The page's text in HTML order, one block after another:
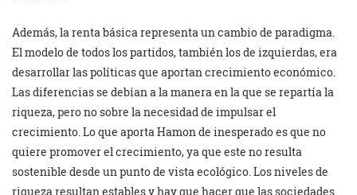
Además, la renta básica representa un cambio de paradigma.
El modelo de todos los partidos, también los de izquierdas, era
desarrollar las políticas que aportan crecimiento económico.
Las diferencias se debían a la manera en la que se repartía la
riqueza, pero no sobre la necesidad de impulsar el
crecimiento. Lo que aporta Hamon de inesperado es que no
quiere promover el crecimiento, ya que este no resulta
sostenible desde un punto de vista ecológico. Los niveles de
riqueza resultan estables y hay que hacer que las sociedades